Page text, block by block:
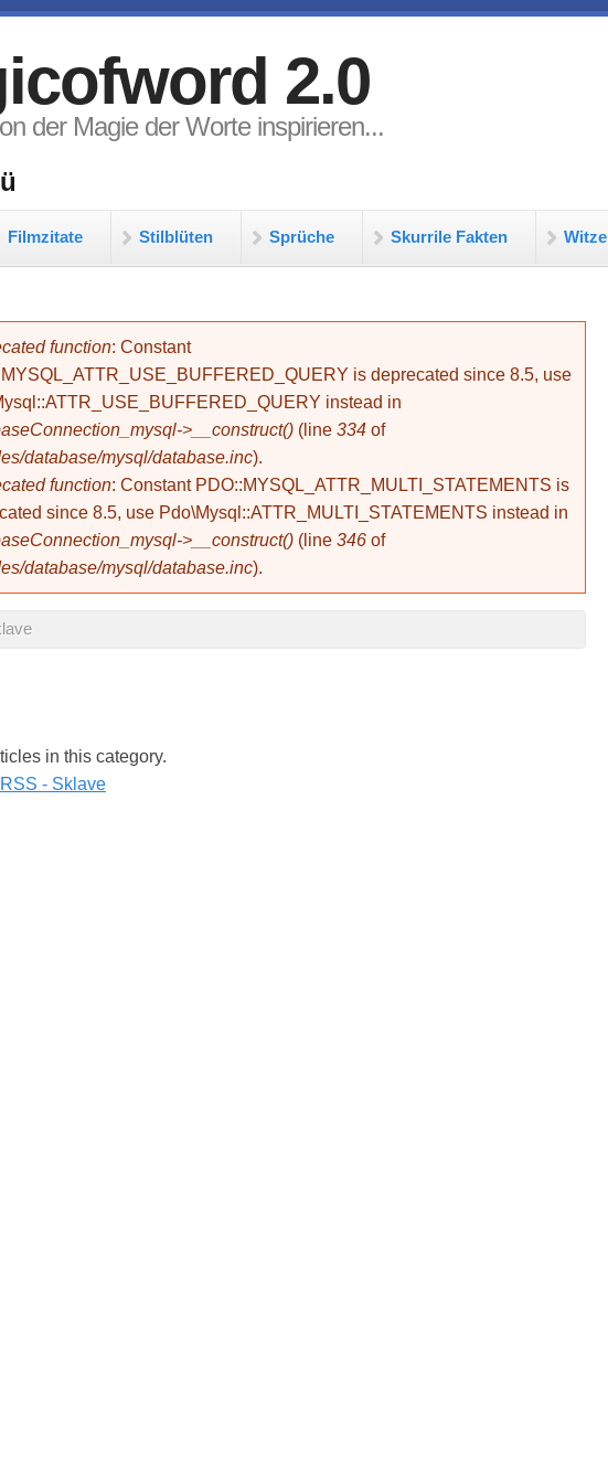
2.0
der Magie der Worte inspirieren...
Filmzitate Stilblüten Sprüche Skurrile Fakten Witze
function: Constant
is deprecated since 8.5, use
instead in
>__construct() (line 334 of
database/mysql/database.inc).
function: Constant PDO::MYSQL_ATTR_MULTI_STATEMENTS is
since 8.5, use Pdo\Mysql::ATTR_MULTI_STATEMENTS instead in
>__construct() (line 346 of
database/mysql/database.inc).
in this category.